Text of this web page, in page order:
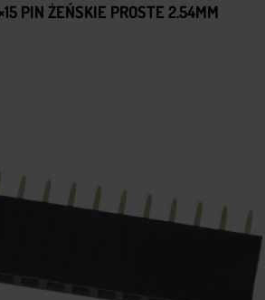
PIN ŻEŃSKIE PROSTE 2.54MM